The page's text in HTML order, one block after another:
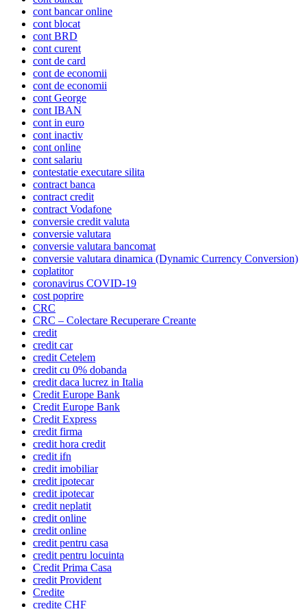
cont bancar online
cont blocat
cont BRD
cont curent
cont de card
cont de economii
cont de economii
cont George
cont IBAN
cont in euro
cont inactiv
cont online
cont salariu
contestatie executare silita
contract banca
contract credit
contract Vodafone
conversie credit valuta
conversie valutara
conversie valutara bancomat
conversie valutara dinamica (Dynamic Currency Conversion)
coplatitor
coronavirus COVID-19
cost poprire
CRC
CRC – Colectare Recuperare Creante
credit
credit car
credit Cetelem
credit cu 0% dobanda
credit daca lucrez in Italia
Credit Europe Bank
Credit Europe Bank
Credit Express
credit firma
credit hora credit
credit ifn
credit imobiliar
credit ipotecar
credit ipotecar
credit neplatit
credit online
credit online
credit pentru casa
credit pentru locuinta
Credit Prima Casa
credit Provident
Credite
credite CHF